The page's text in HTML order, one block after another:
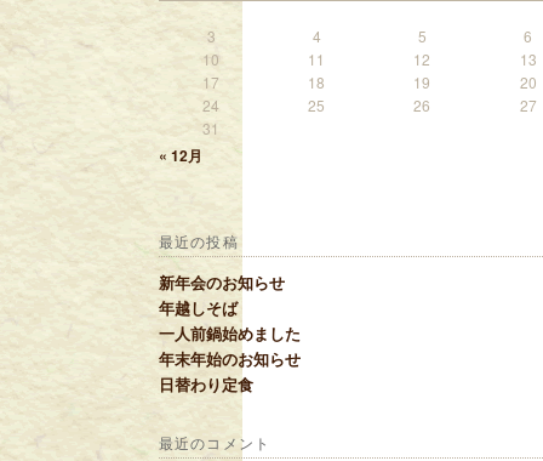
3 4 5
6
10
11 12
13
17
18 19
20
24
25 26
27
31
« 12月
最近の投稿
新年会のお知らせ
年越しそば
一人前鍋始めました
年末年始のお知らせ
日替わり定食
最近のコメント